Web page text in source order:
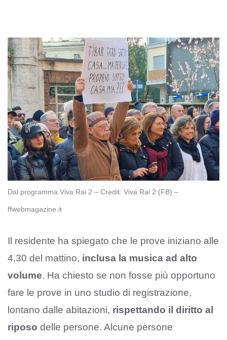
Dal programma Viva Rai 2 – Credit: Viva Rai 2 (FB) –
ffwebmagazine.it
Il residente ha spiegato che le prove iniziano alle
4,30 del mattino, inclusa la musica ad alto
volume. Ha chiesto se non fosse più opportuno
fare le prove in uno studio di registrazione,
lontano dalle abitazioni, rispettando il diritto al
riposo delle persone. Alcune persone